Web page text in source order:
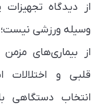
از دیدگاه
وسیله ورزشی نیست؛
از بیماری‌های
قلبی و
انتخاب